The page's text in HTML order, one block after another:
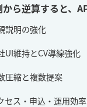
から逆算すると、
説明の強化
UI維持とCV導線強化
圧縮と複数提案
セス・申込・運用効